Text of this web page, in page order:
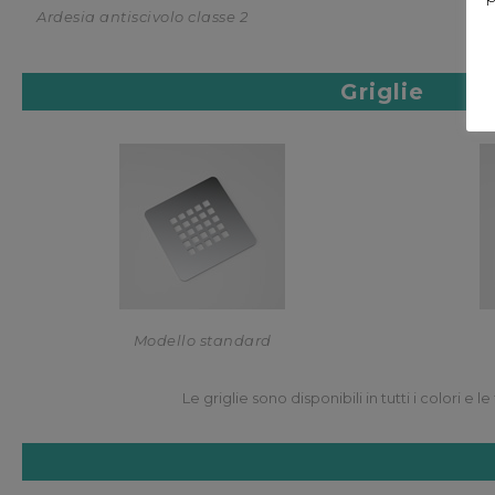
Ardesia antiscivolo classe 2
Griglie
Modello standard
Le griglie sono disponibili in tutti i colori e le